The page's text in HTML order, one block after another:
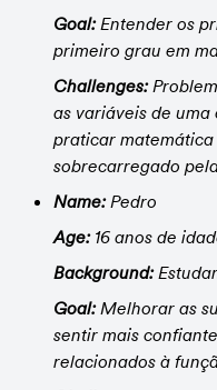
Goal: Entender os
primeiro grau em
Challenges:
as variáveis de
praticar
sobrecarregado
Name: Pedro
Age: 16 anos de
Background:
Goal: Melhorar as
sentir mais
relacionados à